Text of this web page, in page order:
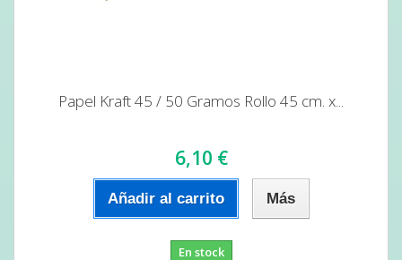
Papel Kraft 45 / 50 Gramos Rollo 45 cm. x...
6,10 €
Añadir al carrito Más
En stock